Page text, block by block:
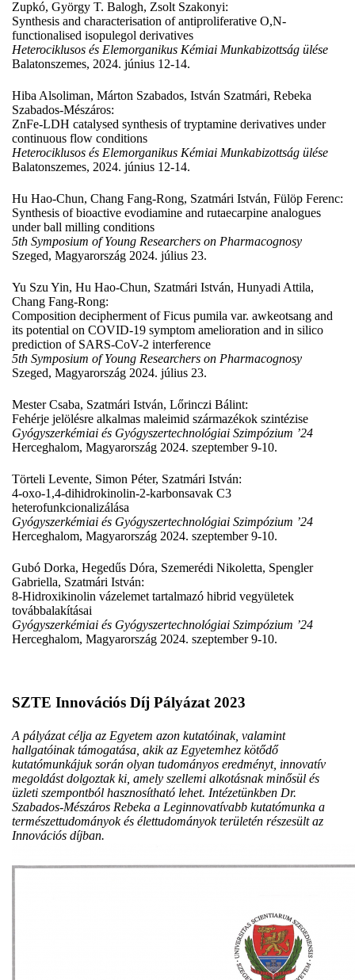
Zupkó, György T. Balogh, Zsolt Szakonyi:
Synthesis and characterisation of antiproliferative O,N-
functionalised isopulegol derivatives
Heterociklusos és Elemorganikus Kémiai Munkabizottság ülése
Balatonszemes, 2024. június 12-14.
Hiba Alsoliman, Márton Szabados, István Szatmári, Rebeka
Szabados-Mészáros:
ZnFe-LDH catalysed synthesis of tryptamine derivatives under
continuous flow conditions
Heterociklusos és Elemorganikus Kémiai Munkabizottság ülése
Balatonszemes, 2024. június 12-14.
Hu Hao-Chun, Chang Fang-Rong, Szatmári István, Fülöp Ferenc:
Synthesis of bioactive evodiamine and rutaecarpine analogues
under ball milling conditions
5th Symposium of Young Researchers on Pharmacognosy
Szeged, Magyarország 2024. július 23.
Yu Szu Yin, Hu Hao-Chun, Szatmári István, Hunyadi Attila,
Chang Fang-Rong:
Composition decipherment of Ficus pumila var. awkeotsang and
its potential on COVID-19 symptom amelioration and in silico
prediction of SARS-CoV-2 interference
5th Symposium of Young Researchers on Pharmacognosy
Szeged, Magyarország 2024. július 23.
Mester Csaba, Szatmári István, Lőrinczi Bálint:
Fehérje jelölésre alkalmas maleimid származékok szintézise
Gyógyszerkémiai és Gyógyszertechnológiai Szimpózium ’24
Herceghalom, Magyarország 2024. szeptember 9-10.
Törteli Levente, Simon Péter, Szatmári István:
4-oxo-1,4-dihidrokinolin-2-karbonsavak C3
heterofunkcionalizálása
Gyógyszerkémiai és Gyógyszertechnológiai Szimpózium ’24
Herceghalom, Magyarország 2024. szeptember 9-10.
Gubó Dorka, Hegedűs Dóra, Szemerédi Nikoletta, Spengler
Gabriella, Szatmári István:
8-Hidroxikinolin vázelemet tartalmazó hibrid vegyületek
továbbalakításai
Gyógyszerkémiai és Gyógyszertechnológiai Szimpózium ’24
Herceghalom, Magyarország 2024. szeptember 9-10.
SZTE Innovációs Díj Pályázat 2023
A pályázat célja az Egyetem azon kutatóinak, valamint
hallgatóinak támogatása, akik az Egyetemhez kötődő
kutatómunkájuk során olyan tudományos eredményt, innovatív
megoldást dolgoztak ki, amely szellemi alkotásnak minősül és
üzleti szempontból hasznosítható lehet. Intézetünkben Dr.
Szabados-Mészáros Rebeka a Leginnovatívabb kutatómunka a
természettudományok és élettudományok területén részesült az
Innovációs díjban.